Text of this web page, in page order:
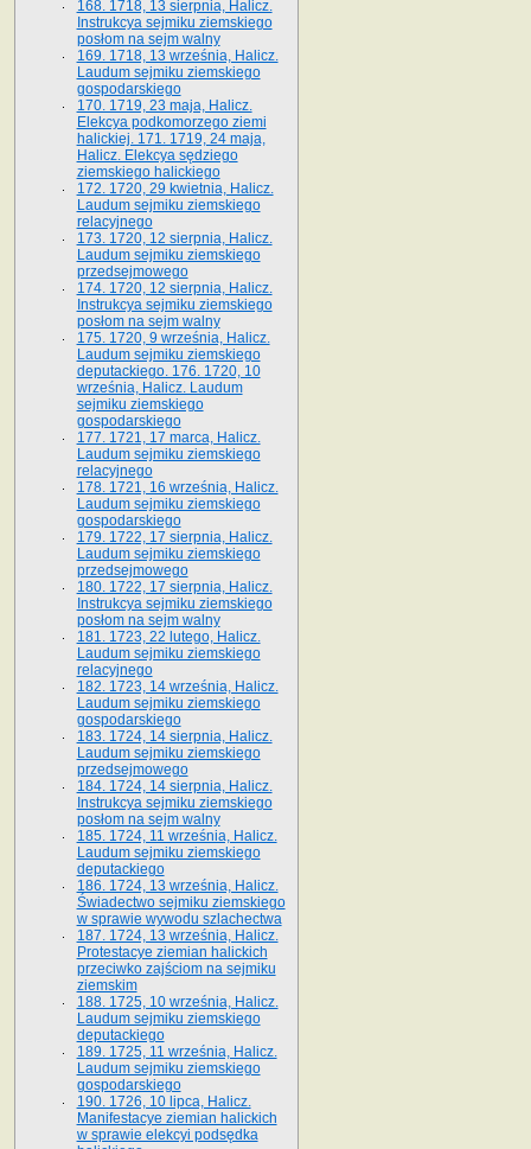
168. 1718, 13 sierpnia, Halicz.
Instrukcya sejmiku ziemskiego
posłom na sejm walny
169. 1718, 13 września, Halicz.
Laudum sejmiku ziemskiego
gospodarskiego
170. 1719, 23 maja, Halicz.
Elekcya podkomorzego ziemi
halickiej. 171. 1719, 24 maja,
Halicz. Elekcya sędziego
ziemskiego halickiego
172. 1720, 29 kwietnia, Halicz.
Laudum sejmiku ziemskiego
relacyjnego
173. 1720, 12 sierpnia, Halicz.
Laudum sejmiku ziemskiego
przedsejmowego
174. 1720, 12 sierpnia, Halicz.
Instrukcya sejmiku ziemskiego
posłom na sejm walny
175. 1720, 9 września, Halicz.
Laudum sejmiku ziemskiego
deputackiego. 176. 1720, 10
września, Halicz. Laudum
sejmiku ziemskiego
gospodarskiego
177. 1721, 17 marca, Halicz.
Laudum sejmiku ziemskiego
relacyjnego
178. 1721, 16 września, Halicz.
Laudum sejmiku ziemskiego
gospodarskiego
179. 1722, 17 sierpnia, Halicz.
Laudum sejmiku ziemskiego
przedsejmowego
180. 1722, 17 sierpnia, Halicz.
Instrukcya sejmiku ziemskiego
posłom na sejm walny
181. 1723, 22 lutego, Halicz.
Laudum sejmiku ziemskiego
relacyjnego
182. 1723, 14 września, Halicz.
Laudum sejmiku ziemskiego
gospodarskiego
183. 1724, 14 sierpnia, Halicz.
Laudum sejmiku ziemskiego
przedsejmowego
184. 1724, 14 sierpnia, Halicz.
Instrukcya sejmiku ziemskiego
posłom na sejm walny
185. 1724, 11 września, Halicz.
Laudum sejmiku ziemskiego
deputackiego
186. 1724, 13 września, Halicz.
Świadectwo sejmiku ziemskiego
w sprawie wywodu szlachectwa
187. 1724, 13 września, Halicz.
Protestacye ziemian halickich
przeciwko zajściom na sejmiku
ziemskim
188. 1725, 10 września, Halicz.
Laudum sejmiku ziemskiego
deputackiego
189. 1725, 11 września, Halicz.
Laudum sejmiku ziemskiego
gospodarskiego
190. 1726, 10 lipca, Halicz.
Manifestacye ziemian halickich
w sprawie elekcyi podsędka